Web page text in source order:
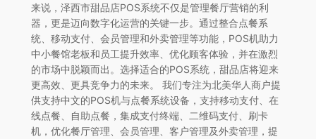
来说，泽西市甜品店POS系统不仅是管理餐厅营销的利
器，更是迈向数字化运营的关键一步。通过整合点餐系
统、移动支付、会员管理和外卖管理等功能，POS机助力
中小餐馆老板和员工提升效率、优化顾客体验，并在激烈
的市场中脱颖而出。选择适合的POS系统，甜品店将迎来
更高效、更具竞争力的未来。 我们专注为北美华人商户提
供支持中文的POS机与点餐系统设备，支持移动支付、在
线点餐、自助点餐，集成支付终端、二维码支付、刷卡
机，优化餐厅管理、会员管理、客户管理及外卖管理，提